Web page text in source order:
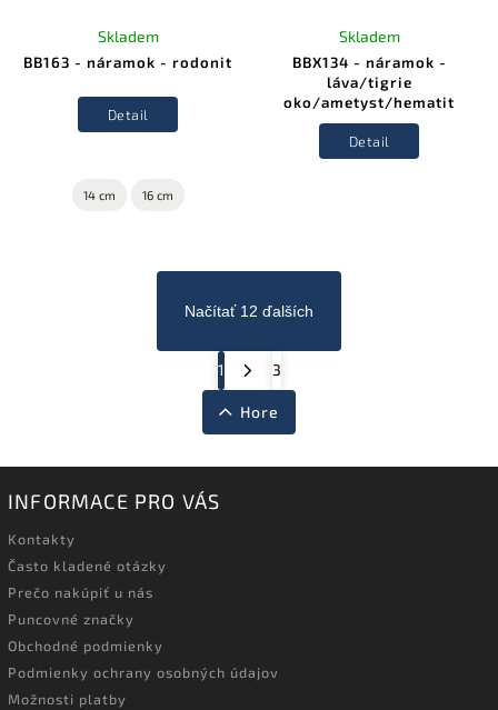
BB163 - náramok - rodonit
Skladem
Detail
14 cm 16 cm
BBX134 - náramok -
láva/tigrie
oko/ametyst/hematit
Skladem
Detail
Načítať 12 ďalších
1 3
Hore
INFORMACE PRO VÁS
Kontakty
Často kladené otázky
Prečo nakúpiť u nás
Puncovné značky
Obchodné podmienky
Podmienky ochrany osobných údajov
Možnosti platby